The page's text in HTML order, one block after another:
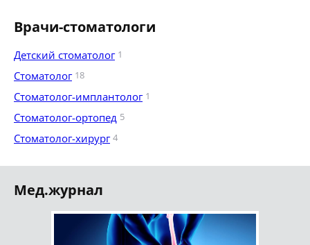
Врачи-стоматологи
Детский стоматолог 1
Стоматолог 18
Стоматолог-имплантолог 1
Стоматолог-ортопед 5
Стоматолог-хирург 4
Мед.журнал